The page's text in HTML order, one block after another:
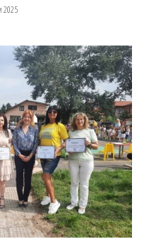
2025